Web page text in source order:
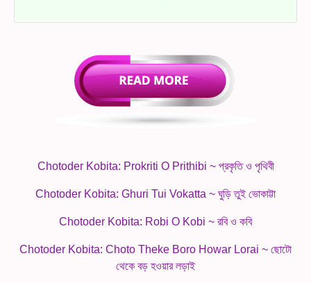
Chotoder Kobita: Prokriti O Prithibi ~ প্রকৃতি ও পৃথিবী
Chotoder Kobita: Ghuri Tui Vokatta ~ ঘুড়ি তুই ভোকাট্টা
Chotoder Kobita: Robi O Kobi ~ রবি ও কবি
Chotoder Kobita: Choto Theke Boro Howar Lorai ~ ছোটো
থেকে বড় হওয়ার লড়াই